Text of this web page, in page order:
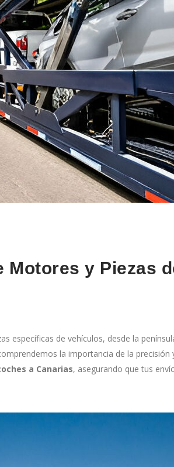
y Piezas
de vehículos, desde la
la importancia de la
a Canarias, asegurando que tus